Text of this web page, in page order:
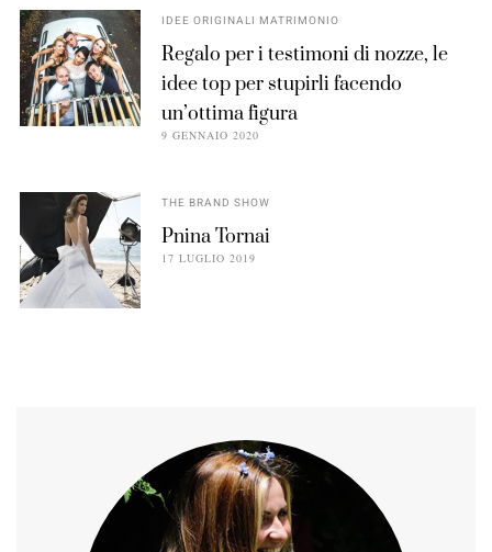
IDEE ORIGINALI MATRIMONIO
Regalo per i testimoni di nozze, le
idee top per stupirli facendo
un’ottima figura
9 GENNAIO 2020
THE BRAND SHOW
Pnina Tornai
17 LUGLIO 2019